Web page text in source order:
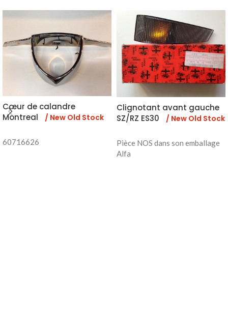
Cœur de calandre
Montreal
/ New Old Stock
60716626
Clignotant avant gauche
SZ/RZ ES30
/ New Old Stock
Pièce NOS dans son emballage
Alfa